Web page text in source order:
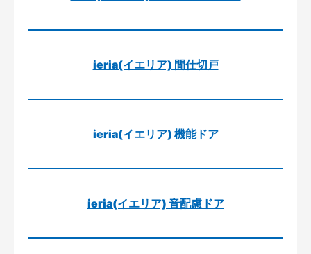
ieria(イエリア) 間仕切戸
ieria(イエリア) 機能ドア
ieria(イエリア) 音配慮ドア